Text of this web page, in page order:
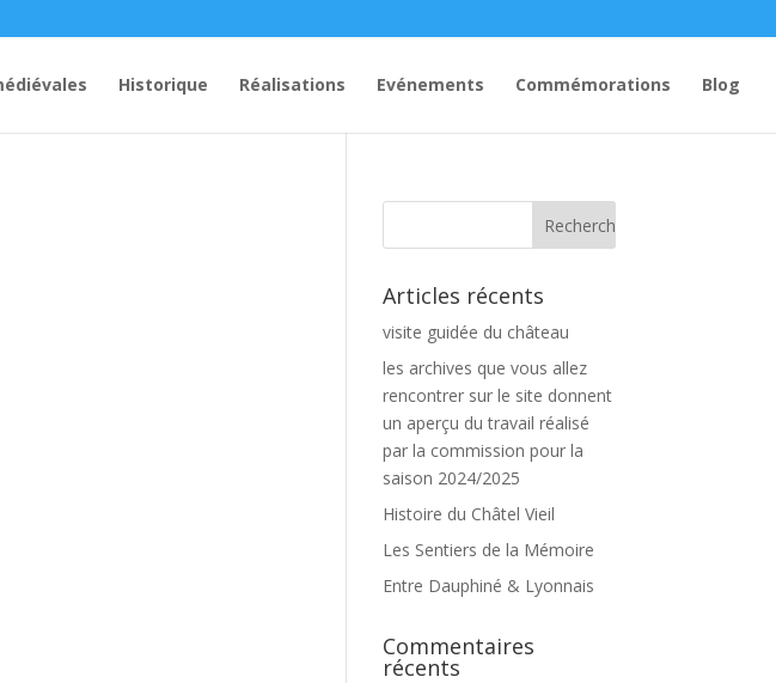
Historique Réalisations Evénements Commémorations Blog
Articles récents
visite guidée du château
les archives que vous allez
rencontrer sur le site donnent
un aperçu du travail réalisé
par la commission pour la
saison 2024/2025
Histoire du Châtel Vieil
Les Sentiers de la Mémoire
Entre Dauphiné & Lyonnais
Commentaires
récents